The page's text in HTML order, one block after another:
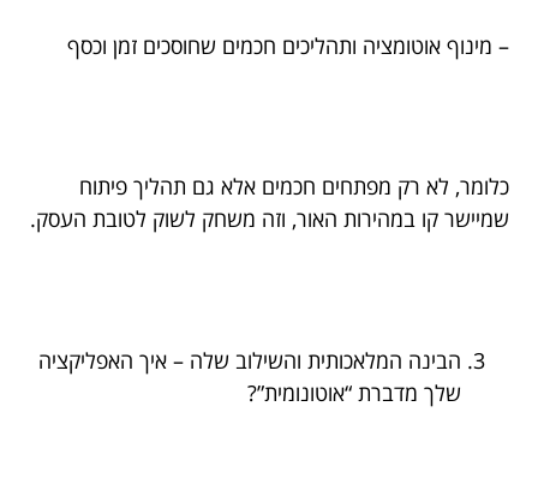
– מינוף אוטומציה ותהליכים חכמים שחוסכים זמן וכסף
כלומר, לא רק מפתחים חכמים אלא גם תהליך פיתוח
שמיישר קו במהירות האור, וזה משחק לשוק לטובת העסק.
הבינה המלאכותית והשילוב שלה – איך האפליקציה
שלך מדברת “אוטונומית”?